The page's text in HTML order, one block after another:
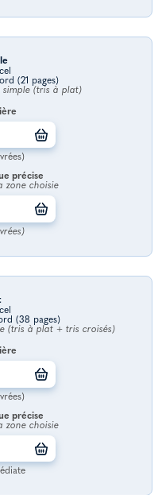
(21 pages)
simple (tris à plat)
précise
zone choisie
(38 pages)
(tris à plat + tris croisés)
précise
zone choisie